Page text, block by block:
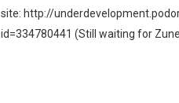
site: http://
id=334780441 (Still waiting for